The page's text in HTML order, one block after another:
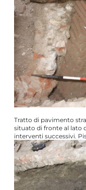
Tratto di pavimento
situato di fronte al lato
interventi successivi.